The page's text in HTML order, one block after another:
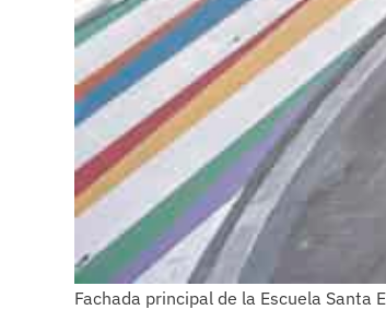
Fachada principal de la Escuela Santa